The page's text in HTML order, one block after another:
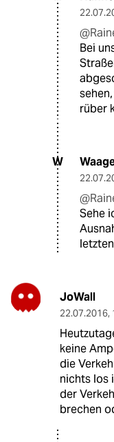
Bei
rüber
W
Sehe
JoWall
22.07.2016,
keine
die
nichts los
der
brechen